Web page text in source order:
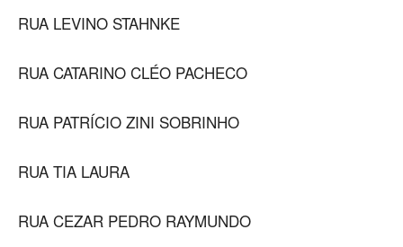
RUA LEVINO STAHNKE
RUA CATARINO CLÉO PACHECO
RUA PATRÍCIO ZINI SOBRINHO
RUA TIA LAURA
RUA CEZAR PEDRO RAYMUNDO